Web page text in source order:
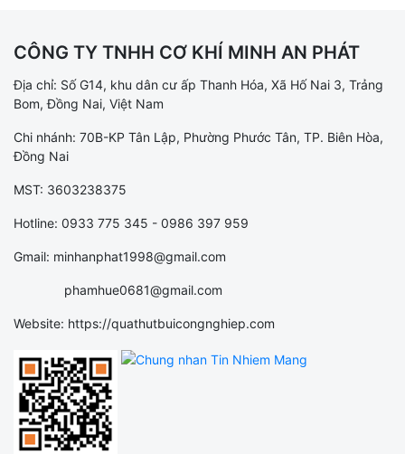
CÔNG TY TNHH CƠ KHÍ MINH AN PHÁT
Địa chỉ: Số G14, khu dân cư ấp Thanh Hóa, Xã Hố Nai 3, Trảng
Bom, Đồng Nai, Việt Nam
Chi nhánh: 70B-KP Tân Lập, Phường Phước Tân, TP. Biên Hòa,
Đồng Nai
MST: 3603238375
Hotline: 0933 775 345 - 0986 397 959
Gmail: minhanphat1998@gmail.com
phamhue0681@gmail.com
Website: https://quathutbuicongnghiep.com